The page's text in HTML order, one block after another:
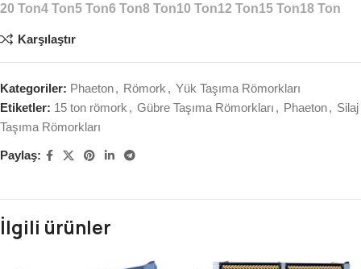
20 Ton4 Ton5 Ton6 Ton8 Ton10 Ton12 Ton15 Ton18 Ton
Karşılaştır
Kategoriler: Phaeton, Römork , Yük Taşıma Römorkları
Etiketler: 15 ton römork , Gübre Taşıma Römorkları , Phaeton, Silaj
Taşıma Römorkları
Paylaş:
İlgili ürünler